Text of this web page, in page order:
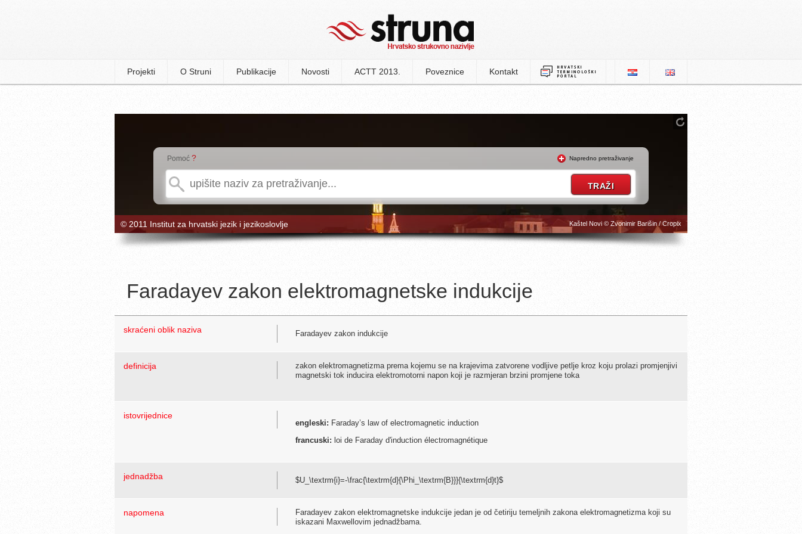
Projekti O Struni Publikacije Novosti ACTT 2013. Poveznice Kontakt
Pomoć ? Napredno pretraživanje
© 2011 Institut za hrvatski jezik i jezikoslovlje Kaštel Novi © Zvonimir Barišin / Cropix
Faradayev zakon elektromagnetske indukcije
skraćeni oblik naziva Faradayev zakon indukcije
definicija
zakon elektromagnetizma prema kojemu se na krajevima zatvorene vodljive petlje kroz koju prolazi promjenjivi
magnetski tok inducira elektromotorni napon koji je razmjeran brzini promjene toka
istovrijednice
engleski: Faraday’s law of electromagnetic induction
francuski: loi de Faraday d'induction électromagnétique
jednadžba $U_\textrm{i}=-\frac{\textrm{d}{\Phi_\textrm{B}}}{\textrm{d}t}$
napomena
Faradayev zakon elektromagnetske indukcije jedan je od četiriju temeljnih zakona elektromagnetizma koji su
iskazani Maxwellovim jednadžbama.